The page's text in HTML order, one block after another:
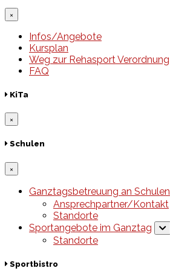
×
Infos/Angebote
Kursplan
Weg zur Rehasport Verordnung
FAQ
KiTa
×
Schulen
×
Ganztagsbetreuung an Schulen
Ansprechpartner/Kontakt
Standorte
Sportangebote im Ganztag
Standorte
Sportbistro